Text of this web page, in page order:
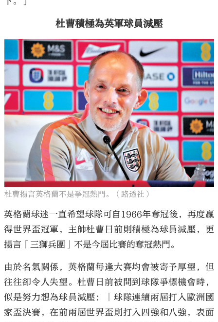
杜曹積極為英軍球員減壓
杜曹揚言英格蘭不是爭冠熱門。（路透社）
英格蘭球迷一直希望球隊可自1966年奪冠後，再度贏
得世界盃冠軍，主帥杜曹日前則積極為球員減壓，更
揚言「三獅兵團」不是今屆比賽的奪冠熱門。
由於名氣關係，英格蘭每逢大賽均會被寄予厚望，但
往往卻令人失望。杜曹日前被問到球隊爭標機會時，
似是努力想為球員減壓：「球隊連續兩屆打入歐洲國
家盃決賽，在前兩屆世界盃則打入四強和八強，表面